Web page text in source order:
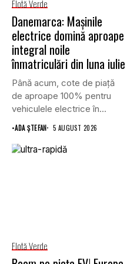
Flotă Verde
Danemarca: Mașinile
electrice domină aproape
integral noile
înmatriculări din luna iulie
Până acum, cote de piață
de aproape 100% pentru
vehiculele electrice în...
•ADA ȘTEFAN 5 AUGUST 2026
Flotă Verde